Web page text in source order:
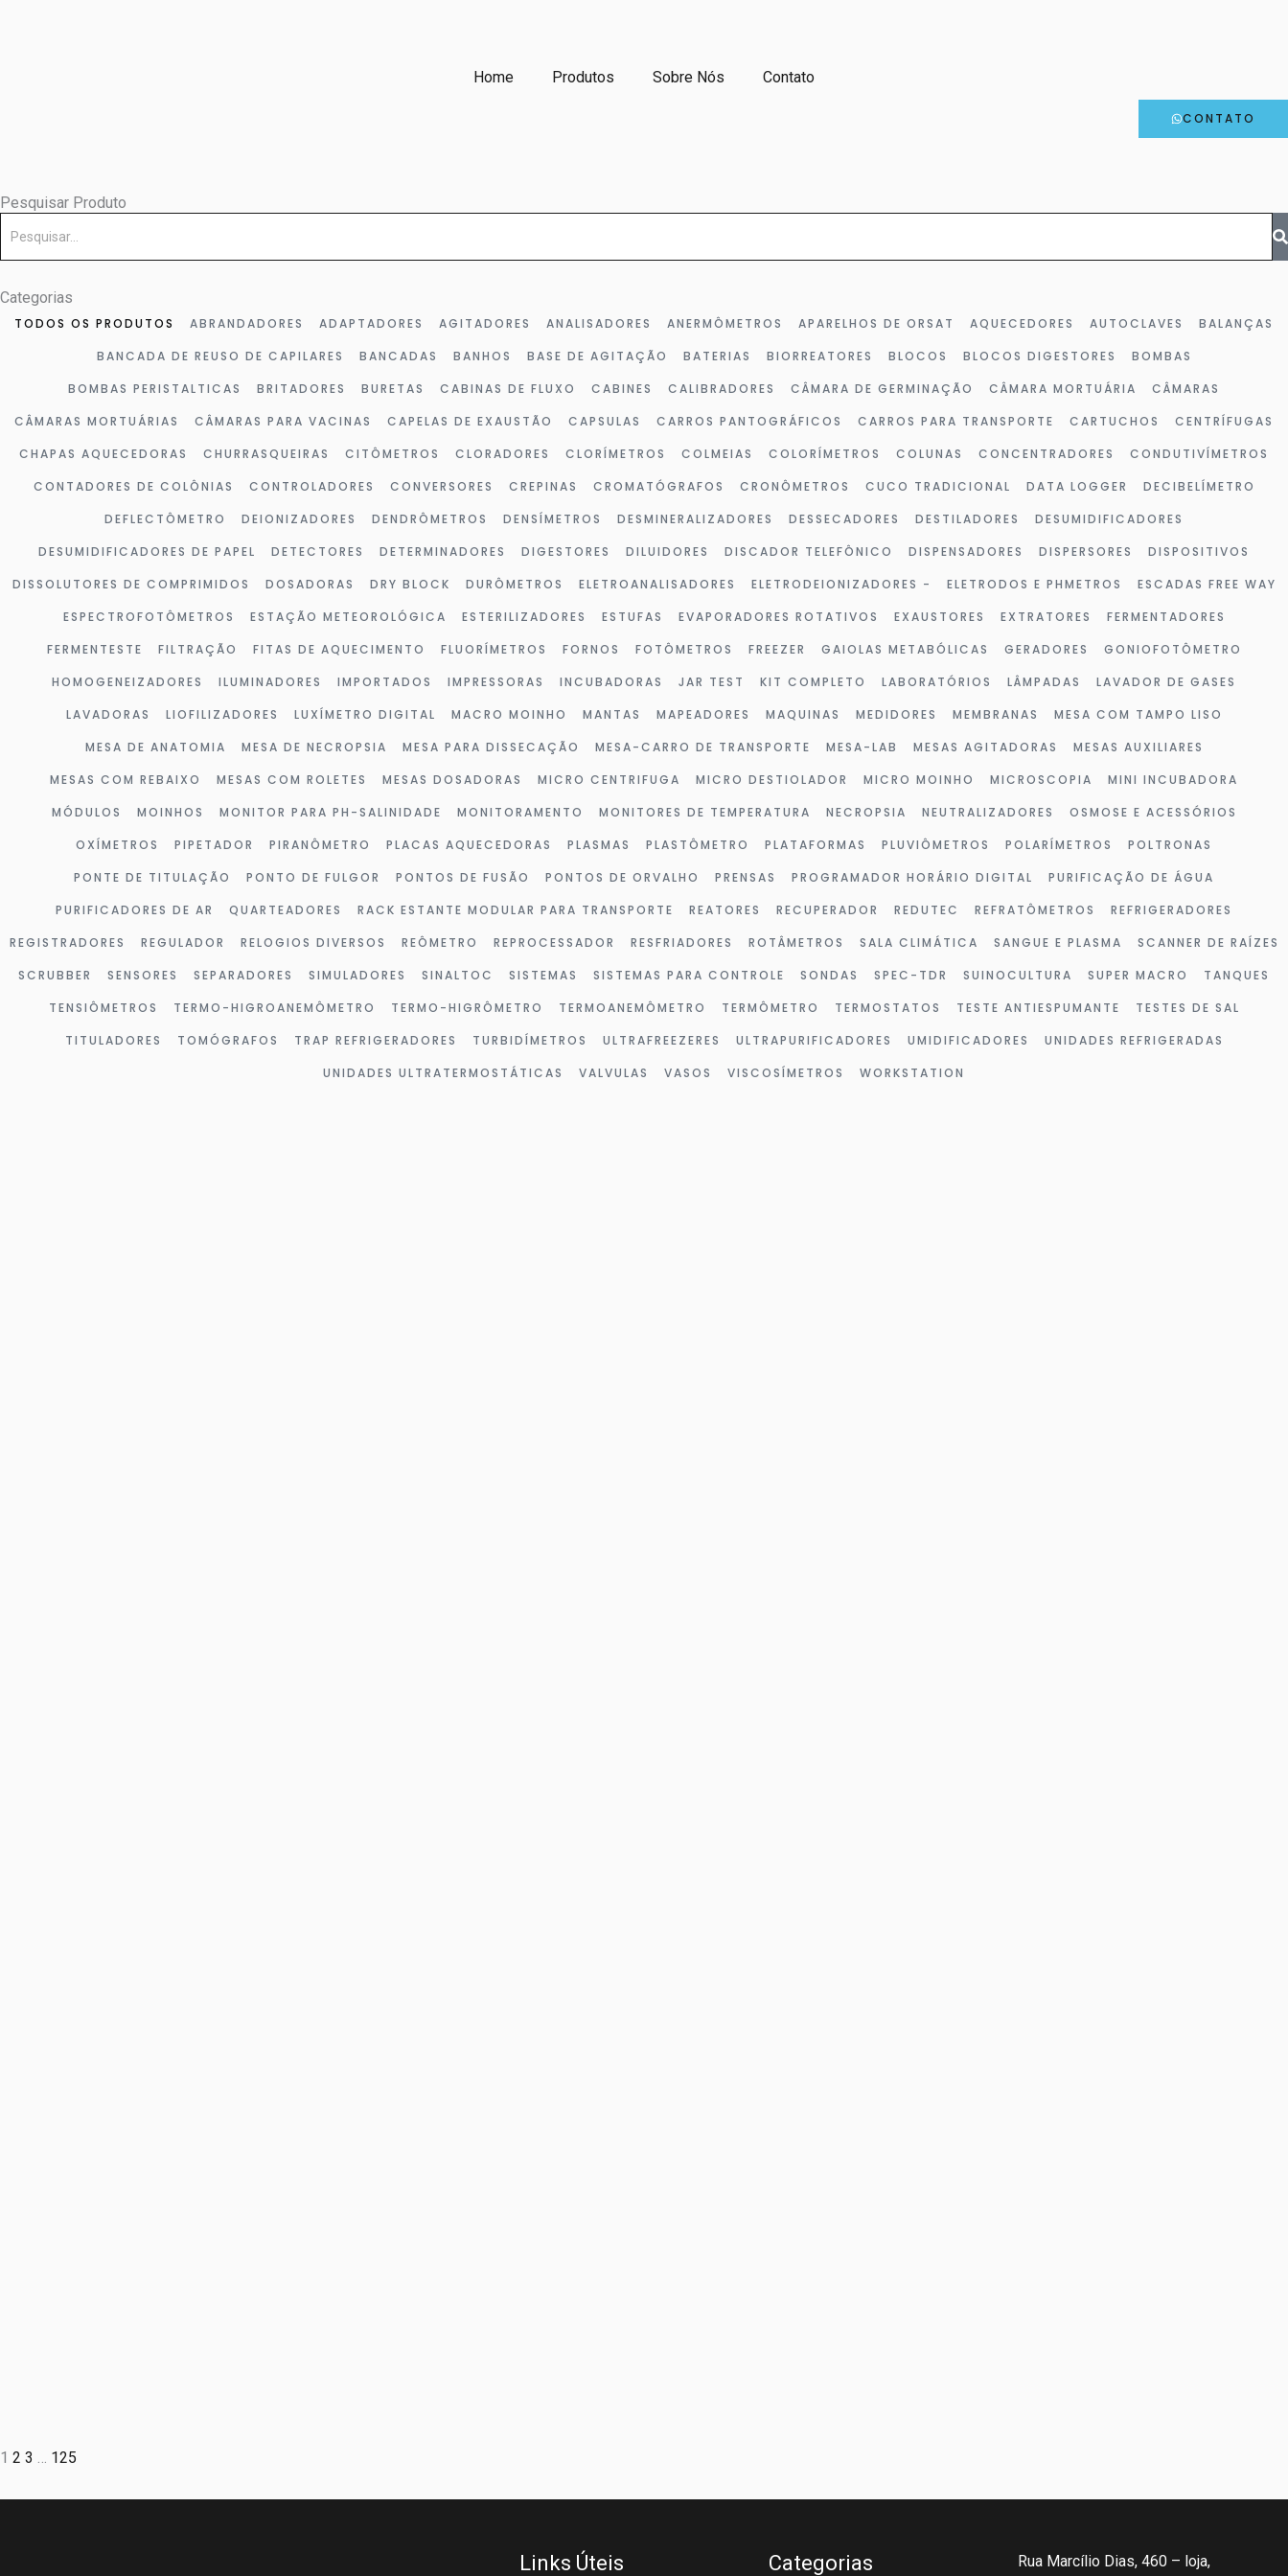
Home Produtos Sobre Nós Contato
CONTATO
Pesquisar Produto
Categorias
ABRANDADORES ADAPTADORES AGITADORES ANALISADORES ANERMÔMETROS APARELHOS DE ORSAT AQUECEDORES AUTOCLAVES
BALANÇAS
BANCADA DE REUSO DE CAPILARES
BANCADAS BANHOS BASE DE AGITAÇÃO BATERIAS BIORREATORES BLOCOS BLOCOS DIGESTORES
BOMBAS
BOMBAS PERISTALTICAS
BRITADORES BURETAS CABINAS DE FLUXO CABINES CALIBRADORES CÂMARA DE GERMINAÇÃO CÂMARA MORTUÁRIA
CÂMARAS
CÂMARAS MORTUÁRIAS
CÂMARAS PARA VACINAS CAPELAS DE EXAUSTÃO CAPSULAS CARROS PANTOGRÁFICOS CARROS PARA TRANSPORTE CARTUCHOS
CENTRÍFUGAS
CHAPAS AQUECEDORAS
CHURRASQUEIRAS CITÔMETROS CLORADORES CLORÍMETROS COLMEIAS COLORÍMETROS COLUNAS CONCENTRADORES
CONDUTIVÍMETROS
CONTADORES DE COLÔNIAS
CONTROLADORES CONVERSORES CREPINAS CROMATÓGRAFOS CRONÔMETROS CUCO TRADICIONAL DATA LOGGER
DECIBELÍMETRO
DEFLECTÔMETRO
DEIONIZADORES DENDRÔMETROS DENSÍMETROS DESMINERALIZADORES DESSECADORES DESTILADORES
DESUMIDIFICADORES
DESUMIDIFICADORES DE PAPEL
DETECTORES DETERMINADORES DIGESTORES DILUIDORES DISCADOR TELEFÔNICO DISPENSADORES DISPERSORES
DISPOSITIVOS
DISSOLUTORES DE COMPRIMIDOS
DOSADORAS DRY BLOCK DURÔMETROS ELETROANALISADORES ELETRODEIONIZADORES - ELETRODOS E PHMETROS
ESCADAS FREE WAY
ESPECTROFOTÔMETROS
ESTAÇÃO METEOROLÓGICA ESTERILIZADORES ESTUFAS EVAPORADORES ROTATIVOS EXAUSTORES EXTRATORES
FERMENTADORES
FERMENTESTE
FILTRAÇÃO FITAS DE AQUECIMENTO FLUORÍMETROS FORNOS FOTÔMETROS FREEZER GAIOLAS METABÓLICAS GERADORES
GONIOFOTÔMETRO
HOMOGENEIZADORES
ILUMINADORES IMPORTADOS IMPRESSORAS INCUBADORAS JAR TEST KIT COMPLETO LABORATÓRIOS LÂMPADAS
LAVADOR DE GASES
LAVADORAS
LIOFILIZADORES LUXÍMETRO DIGITAL MACRO MOINHO MANTAS MAPEADORES MAQUINAS MEDIDORES MEMBRANAS
MESA COM TAMPO LISO
MESA DE ANATOMIA
MESA DE NECROPSIA MESA PARA DISSECAÇÃO MESA-CARRO DE TRANSPORTE MESA-LAB MESAS AGITADORAS
MESAS AUXILIARES
MESAS COM REBAIXO
MESAS COM ROLETES MESAS DOSADORAS MICRO CENTRIFUGA MICRO DESTIOLADOR MICRO MOINHO MICROSCOPIA
MINI INCUBADORA
MÓDULOS
MOINHOS MONITOR PARA PH-SALINIDADE MONITORAMENTO MONITORES DE TEMPERATURA NECROPSIA NEUTRALIZADORES
OSMOSE E ACESSÓRIOS
OXÍMETROS
PIPETADOR PIRANÔMETRO PLACAS AQUECEDORAS PLASMAS PLASTÔMETRO PLATAFORMAS PLUVIÔMETROS POLARÍMETROS
POLTRONAS
PONTE DE TITULAÇÃO
PONTO DE FULGOR PONTOS DE FUSÃO PONTOS DE ORVALHO PRENSAS PROGRAMADOR HORÁRIO DIGITAL
PURIFICAÇÃO DE ÁGUA
PURIFICADORES DE AR
QUARTEADORES RACK ESTANTE MODULAR PARA TRANSPORTE REATORES RECUPERADOR REDUTEC REFRATÔMETROS
REFRIGERADORES
REGISTRADORES
REGULADOR RELOGIOS DIVERSOS REÔMETRO REPROCESSADOR RESFRIADORES ROTÂMETROS SALA CLIMÁTICA SANGUE E PLASMA
SCANNER DE RAÍZES
SCRUBBER
SENSORES SEPARADORES SIMULADORES SINALTOC SISTEMAS SISTEMAS PARA CONTROLE SONDAS SPEC-TDR SUINOCULTURA SUPER MACRO
TANQUES
TENSIÔMETROS
TERMO-HIGROANEMÔMETRO TERMO-HIGRÔMETRO TERMOANEMÔMETRO TERMÔMETRO TERMOSTATOS TESTE ANTIESPUMANTE
TESTES DE SAL
TITULADORES
TOMÓGRAFOS TRAP REFRIGERADORES TURBIDÍMETROS ULTRAFREEZERES ULTRAPURIFICADORES UMIDIFICADORES
UNIDADES REFRIGERADAS
UNIDADES ULTRATERMOSTÁTICAS
VALVULAS VASOS VISCOSÍMETROS WORKSTATION
TODOS OS PRODUTOS
1 2 3 … 125
Links Úteis Categorias Rua Marcílio Dias, 460 – loja,